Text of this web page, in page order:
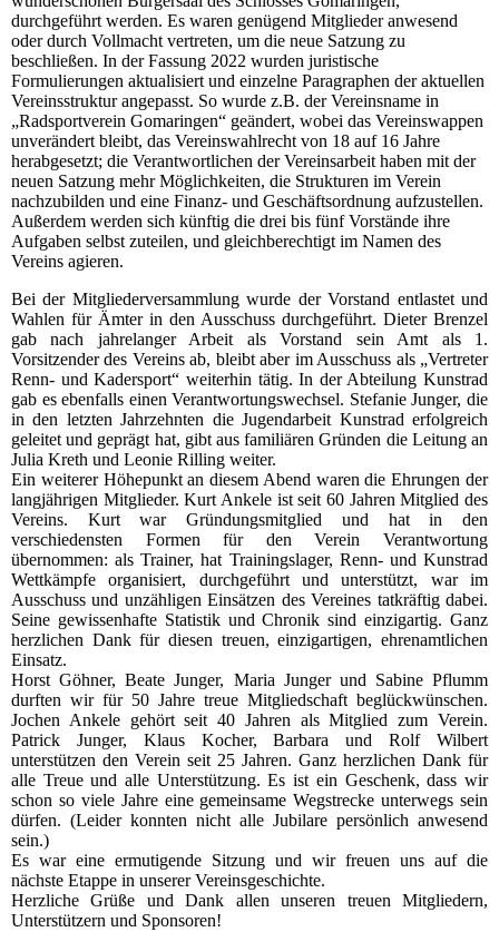
durchgeführt werden. Es waren genügend Mitglieder anwesend
oder durch Vollmacht vertreten, um die neue Satzung zu
beschließen. In der Fassung 2022 wurden juristische
Formulierungen aktualisiert und einzelne Paragraphen der aktuellen
Vereinsstruktur angepasst. So wurde z.B. der Vereinsname in
„Radsportverein Gomaringen“ geändert, wobei das Vereinswappen
unverändert bleibt, das Vereinswahlrecht von 18 auf 16 Jahre
herabgesetzt; die Verantwortlichen der Vereinsarbeit haben mit der
neuen Satzung mehr Möglichkeiten, die Strukturen im Verein
nachzubilden und eine Finanz- und Geschäftsordnung aufzustellen.
Außerdem werden sich künftig die drei bis fünf Vorstände ihre
Aufgaben selbst zuteilen, und gleichberechtigt im Namen des
Vereins agieren.
Bei der Mitgliederversammlung wurde der Vorstand entlastet und
Wahlen für Ämter in den Ausschuss durchgeführt. Dieter Brenzel
gab nach jahrelanger Arbeit als Vorstand sein Amt als 1.
Vorsitzender des Vereins ab, bleibt aber im Ausschuss als „Vertreter
Renn- und Kadersport“ weiterhin tätig. In der Abteilung Kunstrad
gab es ebenfalls einen Verantwortungswechsel. Stefanie Junger, die
in den letzten Jahrzehnten die Jugendarbeit Kunstrad erfolgreich
geleitet und geprägt hat, gibt aus familiären Gründen die Leitung an
Julia Kreth und Leonie Rilling weiter.
Ein weiterer Höhepunkt an diesem Abend waren die Ehrungen der
langjährigen Mitglieder. Kurt Ankele ist seit 60 Jahren Mitglied des
Vereins. Kurt war Gründungsmitglied und hat in den
verschiedensten Formen für den Verein Verantwortung
übernommen: als Trainer, hat Trainingslager, Renn- und Kunstrad
Wettkämpfe organisiert, durchgeführt und unterstützt, war im
Ausschuss und unzähligen Einsätzen des Vereines tatkräftig dabei.
Seine gewissenhafte Statistik und Chronik sind einzigartig. Ganz
herzlichen Dank für diesen treuen, einzigartigen, ehrenamtlichen
Einsatz.
Horst Göhner, Beate Junger, Maria Junger und Sabine Pflumm
durften wir für 50 Jahre treue Mitgliedschaft beglückwünschen.
Jochen Ankele gehört seit 40 Jahren als Mitglied zum Verein.
Patrick Junger, Klaus Kocher, Barbara und Rolf Wilbert
unterstützen den Verein seit 25 Jahren. Ganz herzlichen Dank für
alle Treue und alle Unterstützung. Es ist ein Geschenk, dass wir
schon so viele Jahre eine gemeinsame Wegstrecke unterwegs sein
dürfen. (Leider konnten nicht alle Jubilare persönlich anwesend
sein.)
Es war eine ermutigende Sitzung und wir freuen uns auf die
nächste Etappe in unserer Vereinsgeschichte.
Herzliche Grüße und Dank allen unseren treuen Mitgliedern,
Unterstützern und Sponsoren!